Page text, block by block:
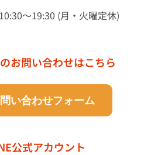
～19:30 (月・火曜定休)
お問い合わせはこちら
い合わせフォーム
公式アカウント